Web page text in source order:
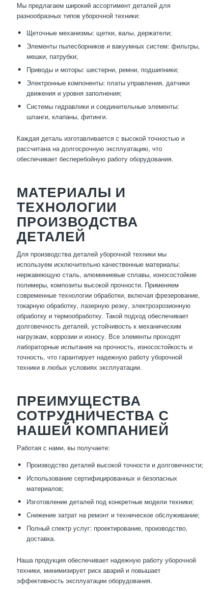
Мы предлагаем широкий ассортимент деталей для
разнообразных типов уборочной техники:
Щеточные механизмы: щетки, валы, держатели;
Элементы пылесборников и вакуумных систем: фильтры,
мешки, патрубки;
Приводы и моторы: шестерни, ремни, подшипники;
Электронные компоненты: платы управления, датчики
движения и уровня заполнения;
Системы гидравлики и соединительные элементы:
шланги, клапаны, фитинги.
Каждая деталь изготавливается с высокой точностью и
рассчитана на долгосрочную эксплуатацию, что
обеспечивает бесперебойную работу оборудования.
МАТЕРИАЛЫ И
ТЕХНОЛОГИИ
ПРОИЗВОДСТВА
ДЕТАЛЕЙ
Для производства деталей уборочной техники мы
используем исключительно качественные материалы:
нержавеющую сталь, алюминиевые сплавы, износостойкие
полимеры, композиты высокой прочности. Применяем
современные технологии обработки, включая фрезерование,
токарную обработку, лазерную резку, электроэрозионную
обработку и термообработку. Такой подход обеспечивает
долговечность деталей, устойчивость к механическим
нагрузкам, коррозии и износу. Все элементы проходят
лабораторные испытания на прочность, износостойкость и
точность, что гарантирует надежную работу уборочной
техники в любых условиях эксплуатации.
ПРЕИМУЩЕСТВА
СОТРУДНИЧЕСТВА С
НАШЕЙ КОМПАНИЕЙ
Работая с нами, вы получаете:
Производство деталей высокой точности и долговечности;
Использование сертифицированных и безопасных
материалов;
Изготовление деталей под конкретные модели техники;
Снижение затрат на ремонт и техническое обслуживание;
Полный спектр услуг: проектирование, производство,
доставка.
Наша продукция обеспечивает надежную работу уборочной
техники, минимизирует риск аварий и повышает
эффективность эксплуатации оборудования.